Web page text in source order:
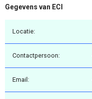
Gegevens van ECI
Locatie:
Contactpersoon:
Email: